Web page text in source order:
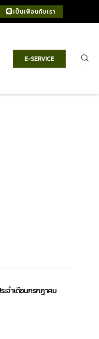
เป็นเพื่อนกับเรา
E-SERVICE
ะจำเดือนกรกฎาคม